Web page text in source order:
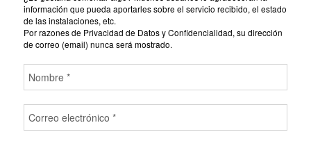
información que pueda aportarles sobre el servicio recibido, el estado
de las instalaciones, etc.
Por razones de Privacidad de Datos y Confidencialidad, su dirección
de correo (email) nunca será mostrado.